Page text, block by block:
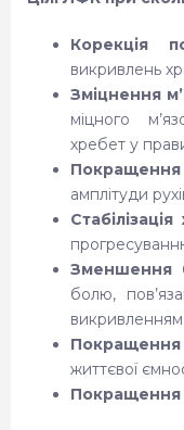
Корекція
викривлень
Зміцнення
міцного
хребет у
Покращення
амплітуди
Зменшення
болю,
життєвої
Покращення